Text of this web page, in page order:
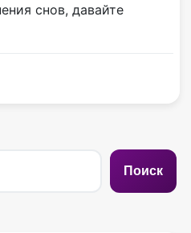
снов, давайте
Поиск